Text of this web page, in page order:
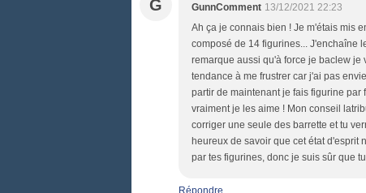
G GunnComment 13/12/2021 22:23
Ah ça je connais bien ! Je m'étais mis
composé de 14 figurines... J'enchaîne
remarque aussi qu'à force je baclew je
tendance à me frustrer car j'ai pas
partir de maintenant je fais figurine par
vraiment je les aime ! Mon conseil
corriger une seule des barrette et tu
heureux de savoir que cet état d'esprit
par tes figurines, donc je suis sûr que
Répondre